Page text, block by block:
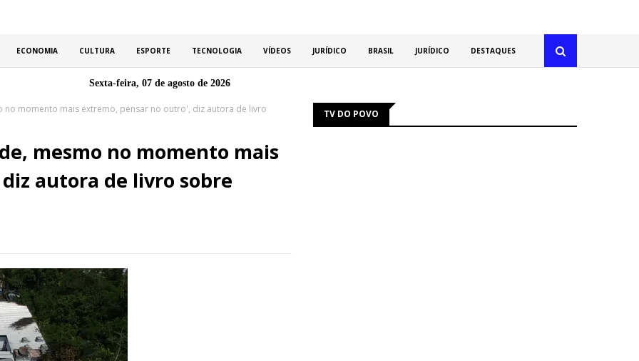
ECONOMIA CULTURA ESPORTE TECNOLOGIA VÍDEOS JURÍDICO BRASIL JURÍDICO DESTAQUES
Sexta-feira, 07 de agosto de 2026
no momento mais extremo, pensar no outro', diz autora de livro
mesmo no momento mais
autora de livro sobre
TV DO POVO